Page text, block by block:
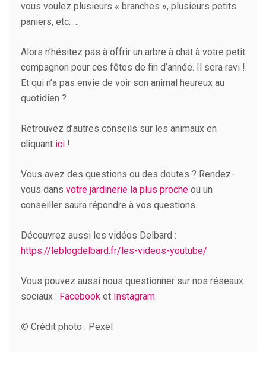
vous voulez plusieurs « branches », plusieurs petits
paniers, etc. …
Alors n’hésitez pas à offrir un arbre à chat à votre petit
compagnon pour ces fêtes de fin d’année. Il sera ravi !
Et qui n’a pas envie de voir son animal heureux au
quotidien ?
Retrouvez d’autres conseils sur les animaux en
cliquant ici !
Vous avez des questions ou des doutes ? Rendez-
vous dans votre jardinerie la plus proche où un
conseiller saura répondre à vos questions.
Découvrez aussi les vidéos Delbard :
https://leblogdelbard.fr/les-videos-youtube/
Vous pouvez aussi nous questionner sur nos réseaux
sociaux : Facebook et Instagram
© Crédit photo : Pexel